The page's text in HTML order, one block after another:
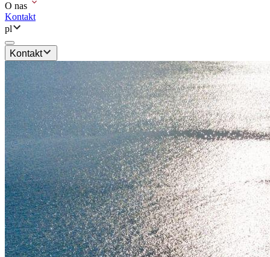
O nas
Kontakt
pl
Kontakt